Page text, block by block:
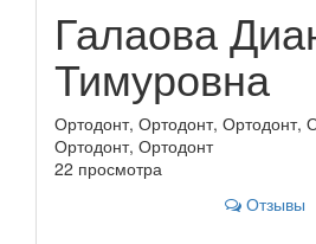
Галаова
Тимуровна
Ортодонт, Ортодонт, Ортодонт,
Ортодонт, Ортодонт
22 просмотра
Отзывы